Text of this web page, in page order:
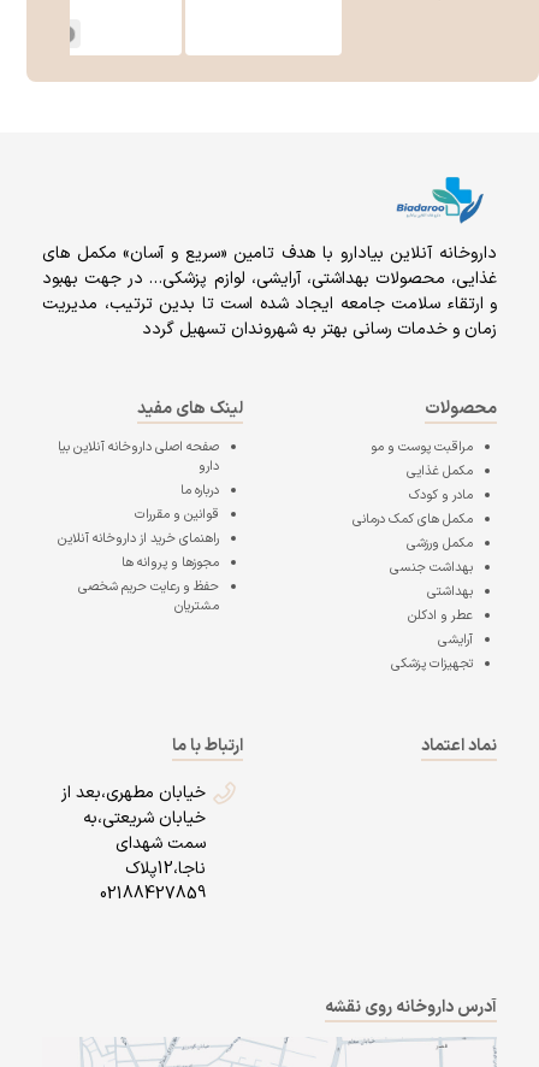
داروخانه آنلاين بيادارو با هدف تامين «سریع و آسان» مكمل هاى
غذايى، محصولات بهداشتى، آرايشى، لوازم پزشکی… در جهت بهبود
و ارتقاء سلامت جامعه ایجاد شده است تا بدین ترتیب، مدیریت
زمان و خدمات رسانی بهتر به شهروندان تسهیل گردد
محصولات
مراقبت پوست و مو
مکمل غذایی
مادر و کودک
مکمل های کمک درمانی
مکمل ورزشی
بهداشت جنسی
بهداشتی
عطر و ادکلن
آرایشی
تجهیزات پزشکی
لینک های مفید
صفحه اصلیداروخانه آنلاین بیا
دارو
درباره ما
قوانین و مقررات
راهنمای خرید از داروخانه آنلاین
مجوزها و پروانه ها
حفظ و رعایت حریم شخصی
مشتریان
نماد اعتماد
ارتباط با ما
خیابان مطهری،بعد از
خیابان شریعتی،به
سمت شهدای
ناجا،12پلاک
02188427859
آدرس داروخانه روی نقشه